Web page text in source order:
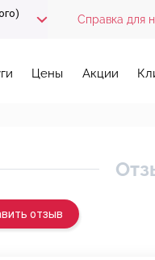
Справка для
Цены Акции
отзыв